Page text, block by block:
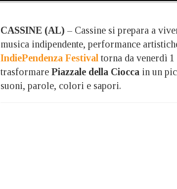
CASSINE (AL) – Cassine si prepara a
musica indipendente, performance
IndiePendenza Festival torna da venerdì
trasformare Piazzale della Ciocca in un
suoni, parole, colori e sapori.